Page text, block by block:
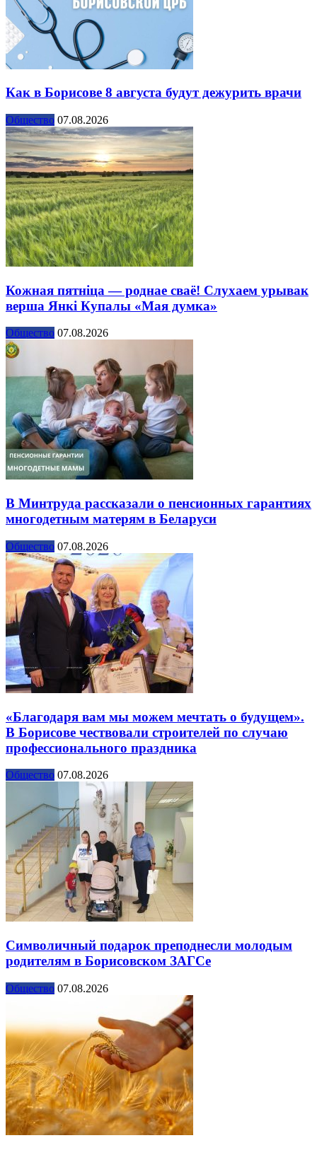
Как в Борисове 8 августа будут дежурить врачи
Общество 07.08.2026
Кожная пятніца — роднае сваё! Слухаем урывак
верша Янкі Купалы «Мая думка»
Общество 07.08.2026
В Минтруда рассказали о пенсионных гарантиях
многодетным матерям в Беларуси
Общество 07.08.2026
«Благодаря вам мы можем мечтать о будущем».
В Борисове чествовали строителей по случаю
профессионального праздника
Общество 07.08.2026
Символичный подарок преподнесли молодым
родителям в Борисовском ЗАГСе
Общество 07.08.2026